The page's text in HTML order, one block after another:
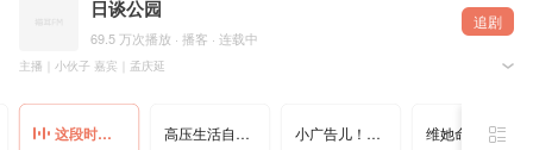
日谈公园
69.5 万次播放 · 播客 · 连载中
追剧
主播｜小伙子 嘉宾｜孟庆延
这段时间主要是想辙，把我的生活恢复到最佳状态 高压生活自救指南 小广告儿！日谈看世界，巴厘岛咖喱现场贡！ 维她命：锅气卤香甜汤暖，这就是潮汕味道